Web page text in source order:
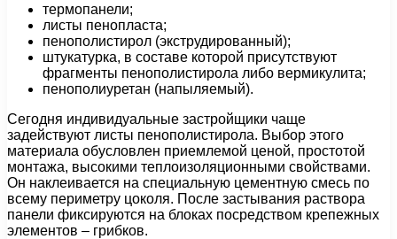
термопанели;
листы пенопласта;
пенополистирол (экструдированный);
штукатурка, в составе которой присутствуют
фрагменты пенополистирола либо вермикулита;
пенополиуретан (напыляемый).
Сегодня индивидуальные застройщики чаще
задействуют листы пенополистирола. Выбор этого
материала обусловлен приемлемой ценой, простотой
монтажа, высокими теплоизоляционными свойствами.
Он наклеивается на специальную цементную смесь по
всему периметру цоколя. После застывания раствора
панели фиксируются на блоках посредством крепежных
элементов – грибков.